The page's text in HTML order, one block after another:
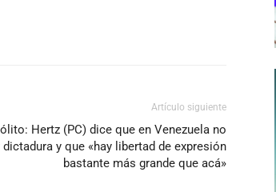
Artículo siguiente
Hertz (PC) dice que en Venezuela no
dictadura y que «hay libertad de expresión
bastante más grande que acá»